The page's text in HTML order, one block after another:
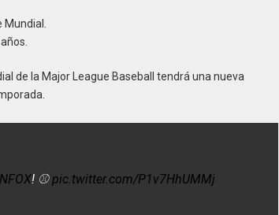
Mundial.
de la Major League Baseball tendrá una nueva
! ⚾️pic.twitter.com/P1v7HhUMMj